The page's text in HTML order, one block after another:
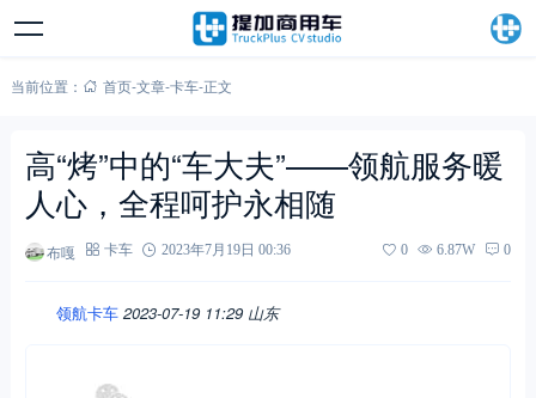
当前位置： 首页-文章-卡车-正文
高“烤”中的“车大夫”——领航服务暖
人心，全程呵护永相随
布嘎 卡车 2023年7月19日 00:36 0 6.87W 0
领航卡车 2023-07-19 11:29 山东